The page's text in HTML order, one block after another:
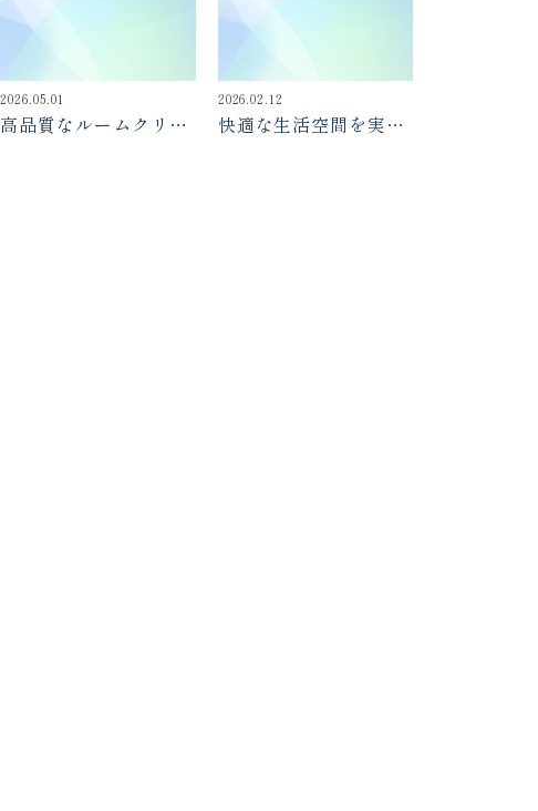
2026.05.01
高品質なルームクリー
2026.02.12
快適な生活空間を実現